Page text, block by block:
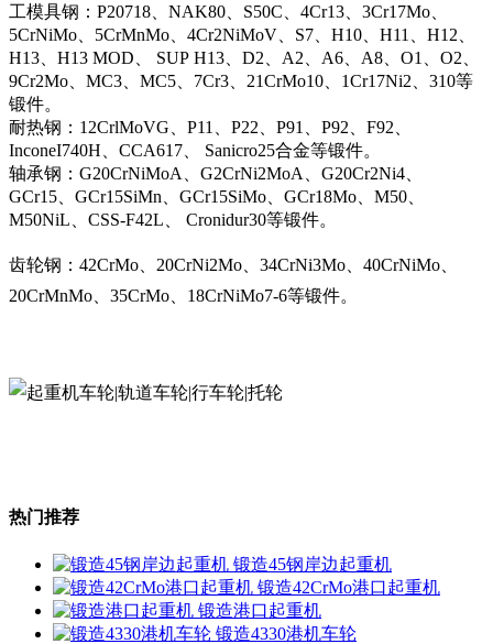
工模具钢：P20718、NAK80、S50C、4Cr13、3Cr17Mo、
5CrNiMo、5CrMnMo、4Cr2NiMoV、S7、H10、H11、H12、
H13、H13 MOD、 SUP H13、D2、A2、A6、A8、O1、O2、
9Cr2Mo、MC3、MC5、7Cr3、21CrMo10、1Cr17Ni2、310等
锻件。
耐热钢：12CrlMoVG、P11、P22、P91、P92、F92、
InconeI740H、CCA617、 Sanicro25合金等锻件。
轴承钢：G20CrNiMoA、G2CrNi2MoA、G20Cr2Ni4、
GCr15、GCr15SiMn、GCr15SiMo、GCr18Mo、M50、
M50NiL、CSS-F42L、 Cronidur30等锻件。
齿轮钢：42CrMo、20CrNi2Mo、34CrNi3Mo、40CrNiMo、
20CrMnMo、35CrMo、18CrNiMo7-6等锻件。
热门推荐
锻造45钢岸边起重机
锻造42CrMo港口起重机
锻造港口起重机
锻造4330港机车轮